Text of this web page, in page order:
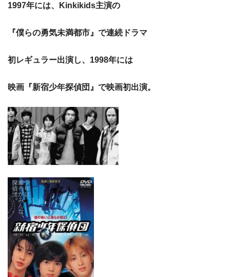
1997年には、Kinkikids主演の
『僕らの勇気未満都市』で連続ドラマ
初レギュラー出演し、1998年には
映画『新宿少年探偵団』で映画初出演。